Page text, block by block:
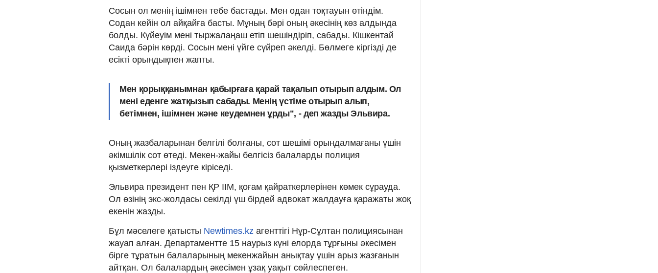
Сосын ол менің ішімнен тебе бастады. Мен одан тоқтауын өтіндім.
Содан кейін ол айқайға басты. Мұның бәрі оның әкесінің көз алдында
болды. Күйеуім мені тыржалаңаш етіп шешіндіріп, сабады. Кішкентай
Саида бәрін көрді. Сосын мені үйге сүйреп әкелді. Бөлмеге кіргізді де
есікті орындықпен жапты.
Мен қорыққанымнан қабырғаға қарай тақалып отырып алдым. Ол
мені еденге жатқызып сабады. Менің үстіме отырып алып,
бетімнен, ішімнен және кеудемнен ұрды", - деп жазды Эльвира.
Оның жазбаларынан белгілі болғаны, сот шешімі орындалмағаны үшін
әкімшілік сот өтеді. Мекен-жайы белгісіз балаларды полиция
қызметкерлері іздеуге кіріседі.
Эльвира президент пен ҚР ІІМ, қоғам қайраткерлерінен көмек сұрауда.
Ол өзінің экс-жолдасы секілді үш бірдей адвокат жалдауға қаражаты жоқ
екенін жазды.
Бұл мәселеге қатысты Newtimes.kz агенттігі Нұр-Сұлтан полициясынан
жауап алған. Департаментте 15 наурыз күні елорда тұрғыны әкесімен
бірге тұратын балаларының мекенжайын анықтау үшін арыз жазғанын
айтқан. Ол балалардың әкесімен ұзақ уақыт сөйлеспеген.